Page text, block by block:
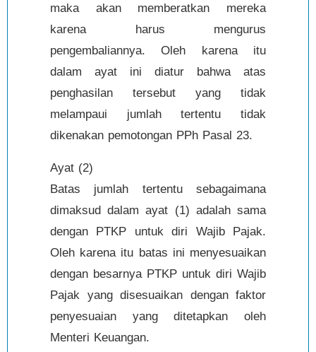
maka akan memberatkan mereka
karena harus mengurus
pengembaliannya. Oleh karena itu
dalam ayat ini diatur bahwa atas
penghasilan tersebut yang tidak
melampaui jumlah tertentu tidak
dikenakan pemotongan PPh Pasal 23.
Ayat (2)
Batas jumlah tertentu sebagaimana
dimaksud dalam ayat (1) adalah sama
dengan PTKP untuk diri Wajib Pajak.
Oleh karena itu batas ini menyesuaikan
dengan besarnya PTKP untuk diri Wajib
Pajak yang disesuaikan dengan faktor
penyesuaian yang ditetapkan oleh
Menteri Keuangan.